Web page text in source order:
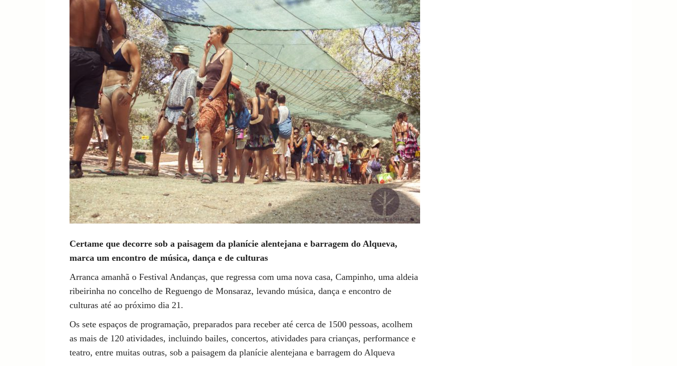
Certame que decorre sob a paisagem da planície alentejana e barragem do Alqueva,
marca um encontro de música, dança e de culturas
Arranca amanhã o Festival Andanças, que regressa com uma nova casa, Campinho, uma aldeia
ribeirinha no concelho de Reguengo de Monsaraz, levando música, dança e encontro de
culturas até ao próximo dia 21.
Os sete espaços de programação, preparados para receber até cerca de 1500 pessoas, acolhem
as mais de 120 atividades, incluindo bailes, concertos, atividades para crianças, performance e
teatro, entre muitas outras, sob a paisagem da planície alentejana e barragem do Alqueva